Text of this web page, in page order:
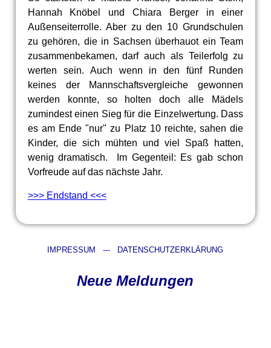
Hannah Knöbel und Chiara Berger in einer
Außenseiterrolle. Aber zu den 10 Grundschulen
zu gehören, die in Sachsen überhauot ein Team
zusammenbekamen, darf auch als Teilerfolg zu
werten sein. Auch wenn in den fünf Runden
keines der Mannschaftsvergleiche gewonnen
werden konnte, so holten doch alle Mädels
zumindest einen Sieg für die Einzelwertung. Dass
es am Ende "nur" zu Platz 10 reichte, sahen die
Kinder, die sich mühten und viel Spaß hatten,
wenig dramatisch. Im Gegenteil: Es gab schon
Vorfreude auf das nächste Jahr.
>>> Endstand <<<
IMPRESSUM --- DATENSCHUTZERKLÄRUNG
Neue Meldungen